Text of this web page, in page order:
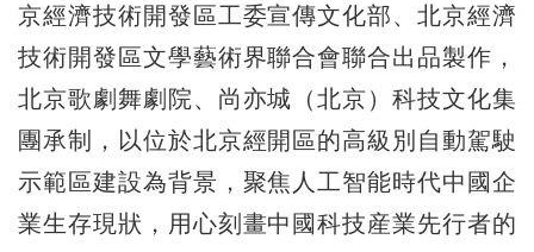
京經濟技術開發區工委宣傳文化部、北京經濟
技術開發區文學藝術界聯合會聯合出品製作，
北京歌劇舞劇院、尚亦城（北京）科技文化集
團承制，以位於北京經開區的高級別自動駕駛
示範區建設為背景，聚焦人工智能時代中國企
業生存現狀，用心刻畫中國科技産業先行者的